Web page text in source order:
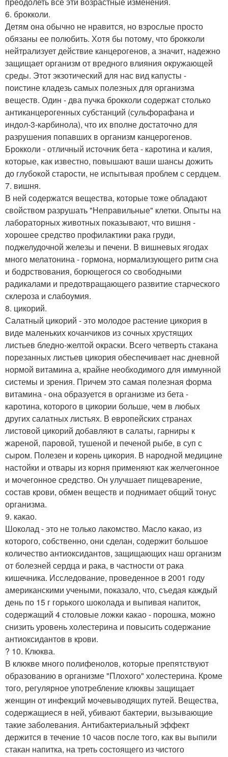
6. брокколи.
Детям она обычно не нравится, но взрослые просто
обязаны ее полюбить. Хотя бы потому, что брокколи
нейтрализует действие канцерогенов, а значит, надежно
защищает организм от вредного влияния окружающей
среды. Этот экзотический для нас вид капусты -
поистине кладезь самых полезных для организма
веществ. Один - два пучка брокколи содержат столько
антиканцерогенных субстанций (сульфорафана и
индол-3-карбинола), что их вполне достаточно для
разрушения попавших в организм канцерогенов.
Брокколи - отличный источник бета - карoтина и калия,
которые, как известно, повышают ваши шансы дожить
до глубокой старости, не испытывая проблем с сердцем.
7. вишня.
В ней содержатся вещества, которые тоже обладают
свойством разрушать "Неправильные" клетки. Опыты на
лабораторных животных показывают, что вишня -
хорошее средство профилактики рака груди,
поджелудочной железы и печени. В вишневых ягодах
много мелатонина - гормона, нормализующего ритм сна
и бодрствования, борющегося co свободными
радикалами и предотвращающего развитие старческого
склероза и слабоумия.
8. цикорий.
Салатный цикорий - это молодое растение цикория в
виде маленьких кочанчиков из сочных хрустящих
листьев бледно-желтой окраски. Всего четверть стакана
порезанных листьев цикория обеспечивает нас дневной
нормой витамина а, крайне необходимого для иммунной
системы и зрения. Причем это самая полезная форма
витамина - она образуется в организме из бета -
каротина, которого в цикории больше, чем в любых
других салатных листьях. В европейских странах
листовой цикорий добавляют в салаты, гарниры к
жареной, паровой, тушеной и печеной рыбе, в суп с
сыром. Полезен и корень цикория. В народной медицине
настойки и отвары из корня применяют как желчегонное
и мочегонное средство. Он улучшает пищеварение,
состав крови, обмен веществ и поднимает общий тонус
организма.
9. какао.
Шоколад - это не только лакомство. Масло какао, из
которого, собственно, они сделан, содержит большое
количество антиоксидантов, защищающих наш организм
от болезней сердца и рака, в частности от рака
кишечника. Исследование, проведенное в 2001 году
американскими учеными, показало, что, съедая каждый
день по 15 г горького шоколада и выпивая напиток,
содержащий 4 столовые ложки какао - порошка, можно
снизить уровень холестерина и повысить содержание
антиоксидантов в крови.
? 10. Клюква.
В клюкве много полифенолов, которые препятствуют
образованию в организме "Плохого" холестерина. Кроме
того, регулярное употребление клюквы защищает
женщин от инфекций мочевыводящих путей. Вещества,
содержащиеся в ней, убивают бактерии, вызывающие
такие заболевания. Антибактериальный эффект
держится в течение 10 часов после того, как вы выпили
стакан напитка, на треть состоящего из чистого